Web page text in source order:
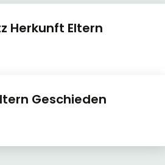
Herkunft Eltern
Geschieden